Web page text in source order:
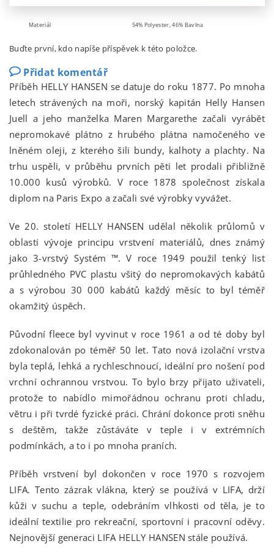
Materiál 54% Polyester, 46% Bavlna
Buďte první, kdo napíše příspěvek k této položce.
Přidat komentář
Příběh HELLY HANSEN se datuje do roku 1877. Po mnoha
letech strávených na moři, norský kapitán Helly Hansen
Juell a jeho manželka Maren Margarethe začali vyrábět
nepromokavé plátno z hrubého plátna namočeného ve
lněném oleji, z kterého šili bundy, kalhoty a plachty. Na
trhu uspěli, v průběhu prvních pěti let prodali přibližně
10.000 kusů výrobků. V roce 1878 společnost získala
diplom na Paris Expo a začali své výrobky vyvážet.
Ve 20. století HELLY HANSEN udělal několik průlomů v
oblasti vývoje principu vrstvení materiálů, dnes známý
jako 3-vrstvý Systém ™. V roce 1949 použil tenký list
průhledného PVC plastu všitý do nepromokavých kabátů
a s výrobou 30 000 kabátů každý měsíc to byl téměř
okamžitý úspěch.
Původní fleece byl vyvinut v roce 1961 a od té doby byl
zdokonalován po téměř 50 let. Tato nová izolační vrstva
byla teplá, lehká a rychleschnoucí, ideální pro nošení pod
vrchní ochrannou vrstvou. To bylo brzy přijato uživateli,
protože to nabídlo mimořádnou ochranu proti chladu,
větru i při tvrdé fyzické práci. Chrání dokonce proti sněhu
s deštěm, takže zůstáváte v teple i v extrémních
podmínkách, a to i po mnoha praních.
Příběh vrstvení byl dokončen v roce 1970 s rozvojem
LIFA. Tento zázrak vlákna, který se používá v LIFA, drží
kůži v suchu a teple, odebráním vlhkosti od těla, je to
ideální textilie pro rekreační, sportovní i pracovní oděvy.
Nejnovější generaci LIFA HELLY HANSEN stále používá.